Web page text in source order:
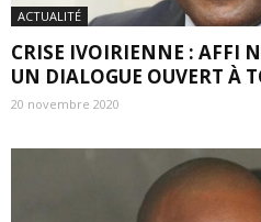
ACTUALITÉ
CRISE IVOIRIENNE : AFFI
UN DIALOGUE OUVERT À
20 novembre 2020